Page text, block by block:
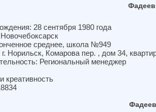
28 сентября 1980 года
среднее, школа №949
Норильск, Комарова пер. , дом 34,
Региональный менеджер
креативность